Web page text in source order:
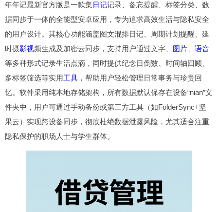
年年记最新官方版是一款集日记记录、备忘提醒、标签分类、数
据同步于一体的全能型安卓应用，专为追求高效生活与隐私安全
的用户设计。其核心功能涵盖图文混排日记、周期计划提醒、延
时摄影视频生成及加密云同步，支持用户通过文字、 图片、 语音
等多种形式记录生活点滴，同时提供纪念日倒数、时间轴回顾、
多标签筛选等实用工具 ，帮助用户轻松管理日常事务与珍贵回
忆。软件采用纯本地存储架构，所有数据默认保存在设备“nian”文
件夹中，用户可通过手动备份或第三方工具（如FolderSync+坚
果云）实现跨设备同步，彻底杜绝数据泄露风险，尤其适合注重
隐私保护的职场人士与学生群体。